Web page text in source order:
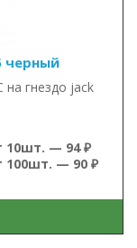
черный
на гнездо jack
10шт. — 94 ₽
100шт. — 90 ₽